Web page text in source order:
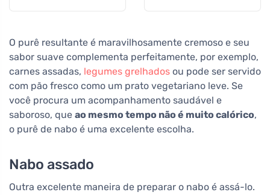
O purê resultante é maravilhosamente cremoso e seu
sabor suave complementa perfeitamente, por exemplo,
carnes assadas, legumes grelhados ou pode ser servido
com pão fresco como um prato vegetariano leve. Se
você procura um acompanhamento saudável e
saboroso, que ao mesmo tempo não é muito calórico,
o purê de nabo é uma excelente escolha.
Nabo assado
Outra excelente maneira de preparar o nabo é assá-lo.